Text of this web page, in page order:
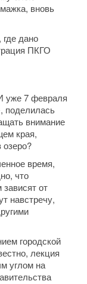
вновь
дано
ПКГО
уже 7 февраля
поделилась
внимание
края,
время,
что
от
навстречу,
городской
лекция
углом на